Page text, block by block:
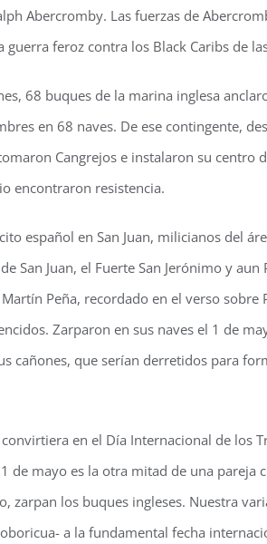
Abercromby. Las fuerzas de
feroz contra los Black Caribs de
68 buques de la marina inglesa
en 68 naves. De ese contingente,
Cangrejos e instalaron su centro
encontraron resistencia.
español en San Juan, milicianos del
San Juan, el Fuerte San Jerónimo y aun
Peña, recordado en el verso sobre
Zarparon en sus naves el 1 de
cañones, que serían derretidos para
en el Día Internacional de los
de mayo es la otra mitad de una pareja
zarpan los buques ingleses. Nuestra
a la fundamental fecha